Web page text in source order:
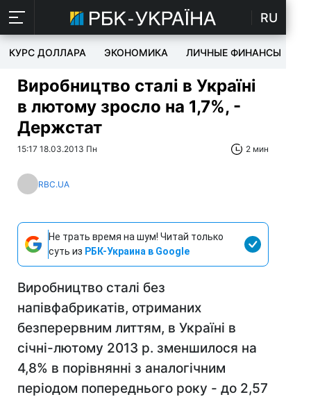
RU
КУРС ДОЛЛАРА ЭКОНОМИКА ЛИЧНЫЕ ФИНАНСЫ
Виробництво сталі в Україні
в лютому зросло на 1,7%, -
Держстат
15:17 18.03.2013 Пн 2 мин
RBC.UA
Не трать время на шум! Читай только
суть из РБК-Украина в Google
Виробництво сталі без
напівфабрикатів, отриманих
безперервним литтям, в Україні в
січні-лютому 2013 р. зменшилося на
4,8% в порівнянні з аналогічним
періодом попереднього року - до 2,57